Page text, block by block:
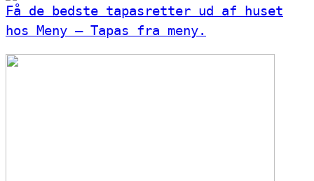
Få de bedste tapasretter ud af huset
hos Meny – Tapas fra meny.